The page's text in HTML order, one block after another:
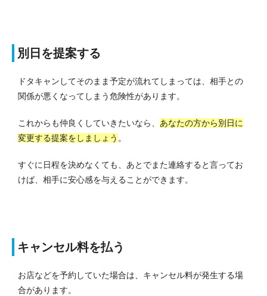
別日を提案する
ドタキャンしてそのまま予定が流れてしまっては、相手との
関係が悪くなってしまう危険性があります。
これからも仲良くしていきたいなら、 あなたの方から別日に
変更する提案をしましょう 。
すぐに日程を決めなくても、あとでまた連絡すると言ってお
けば、相手に安心感を与えることができます。
キャンセル料を払う
お店などを予約していた場合は、キャンセル料が発生する場
合があります。